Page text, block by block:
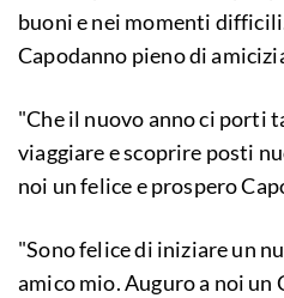
buoni e nei momenti
Capodanno pieno di
"Che il nuovo anno ci porti
viaggiare e scoprire posti
noi un felice e prospero
"Sono felice di iniziare un
amico mio. Auguro a noi un